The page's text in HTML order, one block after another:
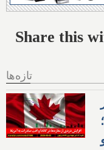
تازه‌ها